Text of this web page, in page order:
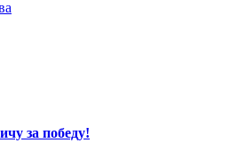
за победу!